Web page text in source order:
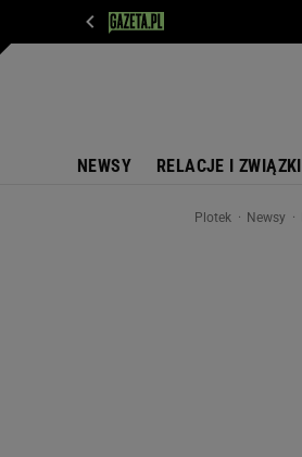
NEWSY RELACJE I ZWIĄZKI
Plotek Newsy